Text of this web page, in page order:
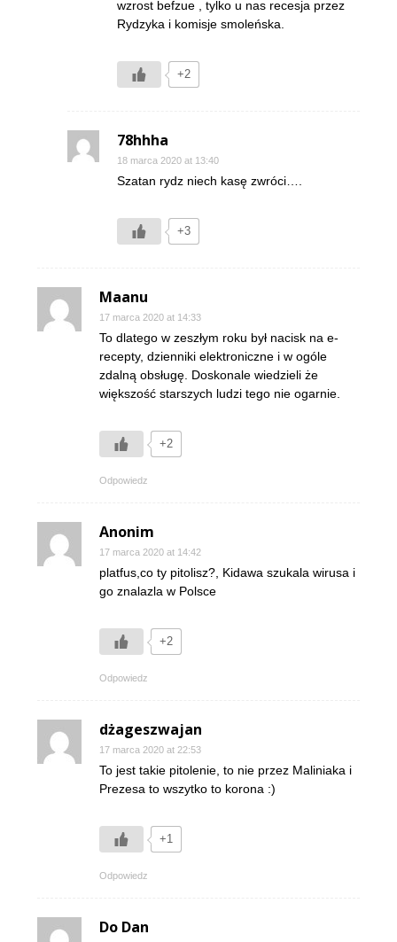
wzrost befzue , tylko u nas recesja przez
Rydzyka i komisje smoleńska.
+2
78hhha
18 marca 2020 at 13:40
Szatan rydz niech kasę zwróci….
+3
Maanu
17 marca 2020 at 14:33
To dlatego w zeszłym roku był nacisk na e-
recepty, dzienniki elektroniczne i w ogóle
zdalną obsługę. Doskonale wiedzieli że
większość starszych ludzi tego nie ogarnie.
+2
Odpowiedz
Anonim
17 marca 2020 at 14:42
platfus,co ty pitolisz?, Kidawa szukala wirusa i
go znalazla w Polsce
+2
Odpowiedz
dżageszwajan
17 marca 2020 at 22:53
To jest takie pitolenie, to nie przez Maliniaka i
Prezesa to wszytko to korona :)
+1
Odpowiedz
Do Dan